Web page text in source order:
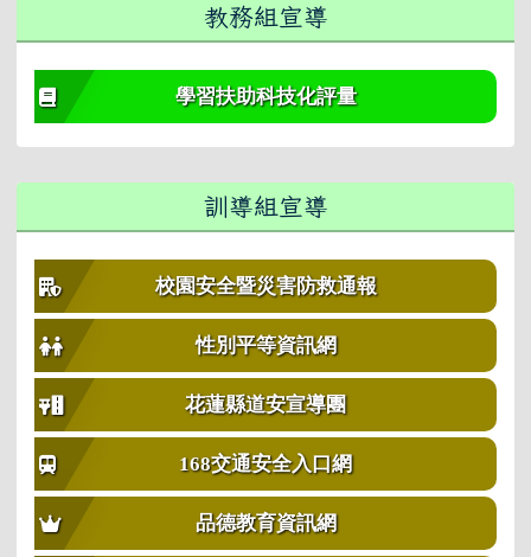
教務組宣導
學習扶助科技化評量
訓導組宣導
校園安全暨災害防救通報
性別平等資訊網
花蓮縣道安宣導團
168交通安全入口網
品德教育資訊網